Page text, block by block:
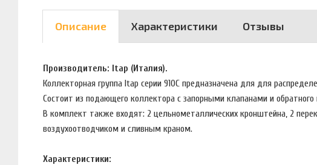
Описание Характеристики Отзывы
Производитель: Itap (Италия).
Коллекторная группа Itap серии 910C предназначена для для
Состоит из подающего коллектора с запорными клапанами и
В комплект также входят: 2 цельнометаллических кронштейна, 2
воздухоотводчиком и сливным краном.
Характеристики: